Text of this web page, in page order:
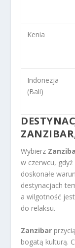
Kenia
Indonezja
(Bali)
Wybierz
w czerwcu,
doskonałe
destynacjach
a wilgotność
do relaksu.
Zanzibar
bogatą kulturą.